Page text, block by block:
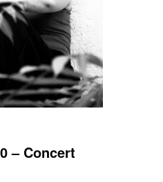
– Concert